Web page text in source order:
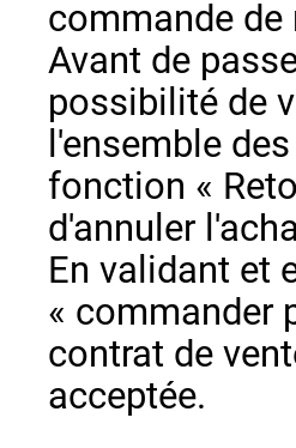
commande de
Avant de
possibilité de
l'ensemble
fonction «
d'annuler
En validant et
« commander
contrat de
acceptée.